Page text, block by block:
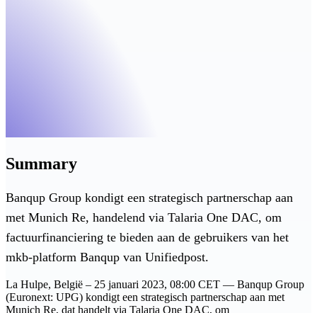
Summary
Banqup Group kondigt een strategisch partnerschap aan
met Munich Re, handelend via Talaria One DAC, om
factuurfinanciering te bieden aan de gebruikers van het
mkb-platform Banqup van Unifiedpost.
La Hulpe, België – 25 januari 2023, 08:00 CET — Banqup Group
(Euronext: UPG) kondigt een strategisch partnerschap aan met
Munich Re, dat handelt via Talaria One DAC, om